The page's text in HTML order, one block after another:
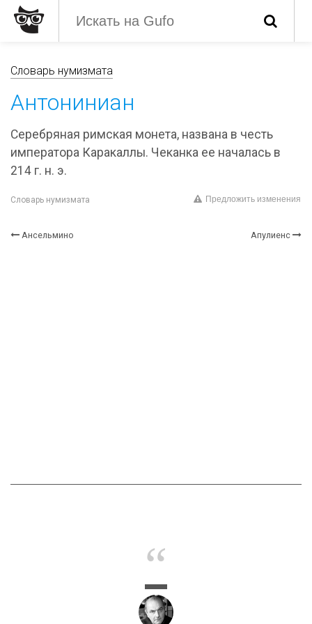
Словарь нумизмата
Антониниан
Серебряная римская монета, названа в честь
императора Каракаллы. Чеканка ее началась в
214 г. н. э.
Словарь нумизмата Предложить изменения
Ансельмино Апулиенс